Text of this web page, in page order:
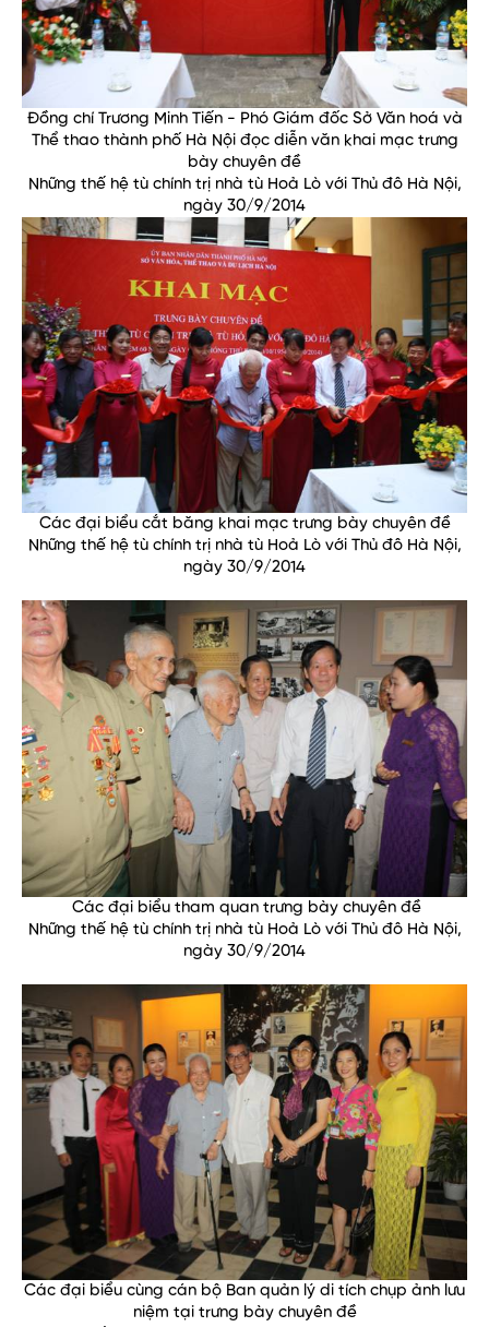
Đồng chí Trương Minh Tiến - Phó Giám đốc Sở Văn hoá và
Thể thao thành phố Hà Nội đọc diễn văn khai mạc trưng
bày chuyên đề
Những thế hệ tù chính trị nhà tù Hoả Lò với Thủ đô Hà Nội,
ngày 30/9/2014
Các đại biểu cắt băng khai mạc trưng bày chuyên đề
Những thế hệ tù chính trị nhà tù Hoả Lò với Thủ đô Hà Nội,
ngày 30/9/2014
Các đại biểu tham quan trưng bày chuyên đề
Những thế hệ tù chính trị nhà tù Hoả Lò với Thủ đô Hà Nội,
ngày 30/9/2014
Các đại biểu cùng cán bộ Ban quản lý di tích chụp ảnh lưu
niệm tại trưng bày chuyên đề